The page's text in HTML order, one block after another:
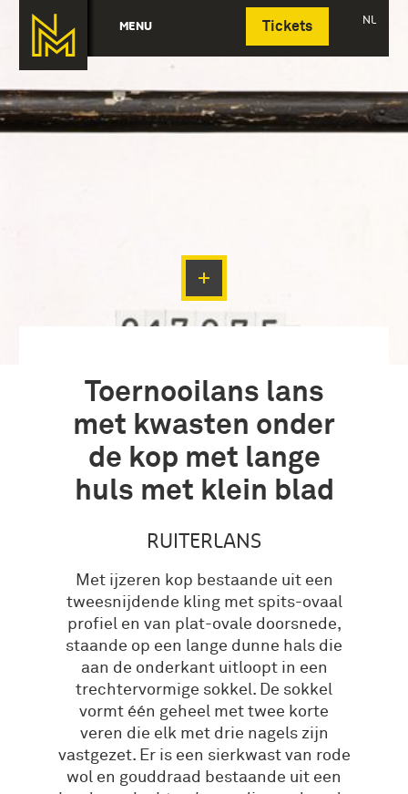
MENU Tickets NL
Deutsch
Toernooilans lans
met kwasten onder
de kop met lange
huls met klein blad
RUITERLANS
Met ijzeren kop bestaande uit een
tweesnijdende kling met spits-ovaal
profiel en van plat-ovale doorsnede,
staande op een lange dunne hals die
aan de onderkant uitloopt in een
trechtervormige sokkel. De sokkel
vormt één geheel met twee korte
veren die elk met drie nagels zijn
vastgezet. Er is een sierkwast van rode
wol en gouddraad bestaande uit een